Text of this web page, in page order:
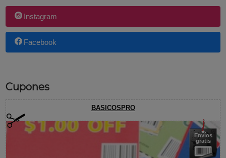
Instagram
Facebook
Cupones
BASICOSPRO
Envíos
gratis